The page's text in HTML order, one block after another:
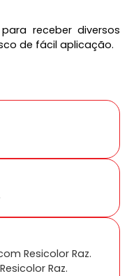
receber diversos
de fácil aplicação.
Resicolor Raz.
Raz.